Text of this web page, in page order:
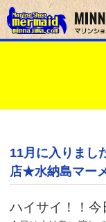
11月に入りまし
店★水納島マー
ハイサイ！！今